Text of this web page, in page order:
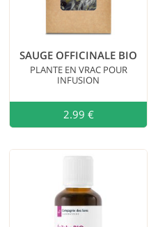
Ajouter au
SAUGE OFFICINALE BIO
PLANTE EN VRAC POUR
INFUSION
2.99 €